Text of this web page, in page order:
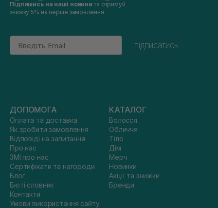
Підпишись на наші новини та отримуй
знижку 5% на перше замовлення
Email
підписатись
ДОПОМОГА
Оплата та доставка
Як зробити замовлення
Відповіді на запитання
Про нас
ЗМІ про нас
Сертифікати та нагороди
Блог
Бюті словник
Контакти
Умови використання сайту
КАТАЛОГ
Волосся
Обличчя
Тіло
Дім
Мерч
Новинки
Акції та знижки
Бренди